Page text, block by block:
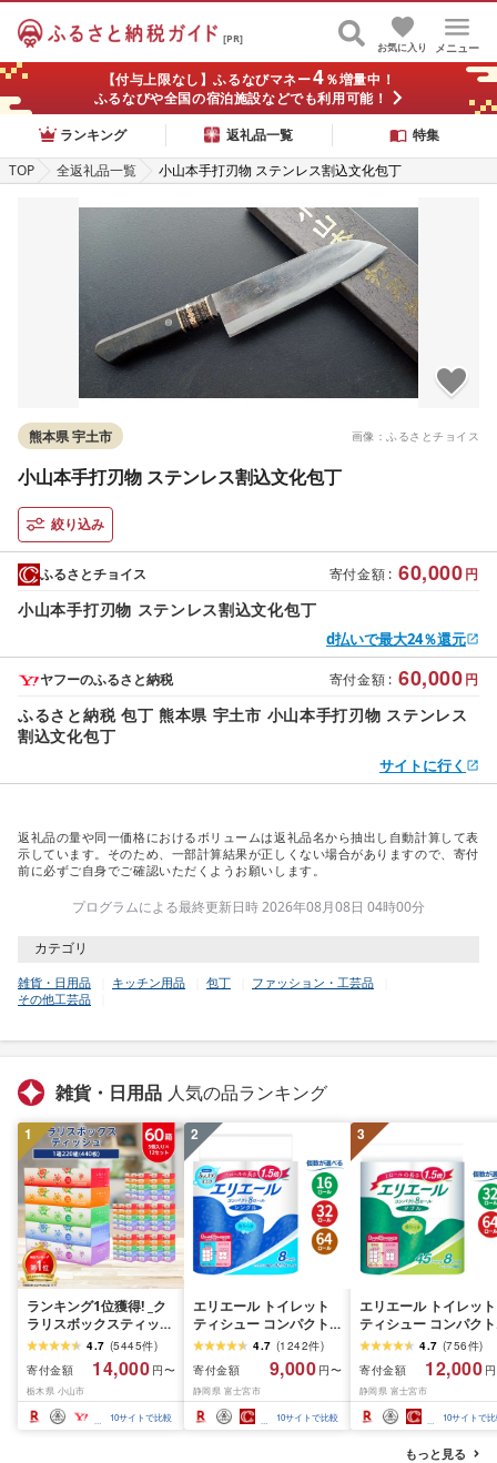
[PR]
メニュー
お気に入り
【付与上限なし】ふるなびマネー4％増量中！
ふるなびや全国の宿泊施設などでも利用可能！
ランキング
返礼品一覧
特集
TOP
全返礼品一覧 小山本手打刃物 ステンレス割込文化包丁
画像：ふるさとチョイス
熊本県 宇土市
小山本手打刃物 ステンレス割込文化包丁
絞り込み
寄付金額 : 60,000円
ふるさとチョイス
小山本手打刃物 ステンレス割込文化包丁
d払いで最大24％還元
寄付金額 : 60,000円
ヤフーのふるさと納税
ふるさと納税 包丁 熊本県 宇土市 小山本手打刃物 ステンレス
割込文化包丁
サイトに行く
返礼品の量や同一価格におけるボリュームは返礼品名から抽出し自動計算して表
示しています。そのため、一部計算結果が正しくない場合がありますので、寄付
前に必ずご自身でご確認いただくようお願いします。
プログラムによる最終更新日時 2026年08月08日 04時00分
カテゴリ
雑貨・日用品 キッチン用品 包丁
ファッション・工芸品
その他工芸品
雑貨・日用品 人気の品ランキング
1
ランキング1位獲得! _ク
ラリスボックスティッシ
ュ60箱(1箱220組(440
枚))(5個入り×12セット)_
ティッシュ ティッシュ
ペーパー 日用品 常備品
生活用品 まとめ買い [配
送不可地域:離島・沖縄
4.7 (5445件)
寄付金額
14,000 円〜
栃木県 小山市
10サイトで比較
2
エリエール トイレット
ティシュー コンパクト
シングル [個数が選べ
る:16・32・64 ロール]
1.5倍巻 82.5m トイレッ
トペーパー シングル パ
ルプ100% 香りつき 日用
品 消耗品 備蓄 ふるさと
4.7 (1242件)
寄付金額
9,000 円〜
静岡県 富士宮市
10サイトで比較
3
エリエール トイレット
ティシュー コンパクト
ダブル [選べるロール
数:32・64 ロール] 1.5
巻 45m トイレットペ
パー ダブル パルプ
香りつき 日用品 消耗
備蓄 ふるさと納税 ふ
さと 送料無料 静岡県
4.7 (756件)
寄付金額
12,000
静岡県 富士宮市
10サイトで
もっと見る